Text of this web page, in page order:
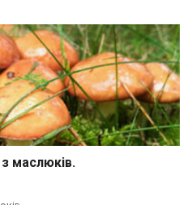
час і гроші на кухні. Практичний побут.
маслюків.